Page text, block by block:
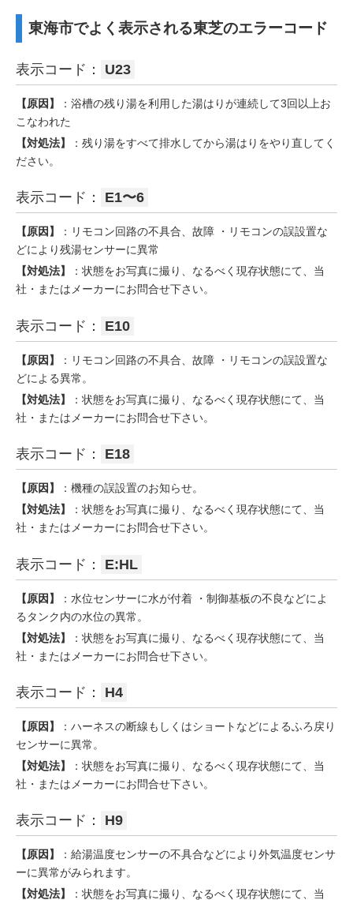
東海市でよく表示される東芝のエラーコード
表示コード： U23
【原因】
：浴槽の残り湯を利用した湯はりが連続して3回以上お
こなわれた
【対処法】
：残り湯をすべて排水してから湯はりをやり直してく
ださい。
表示コード： E1〜6
【原因】
：リモコン回路の不具合、故障 ・リモコンの誤設置な
どにより残湯センサーに異常
【対処法】
：状態をお写真に撮り、なるべく現存状態にて、当
社・またはメーカーにお問合せ下さい。
表示コード： E10
【原因】
：リモコン回路の不具合、故障 ・リモコンの誤設置な
どによる異常。
【対処法】
：状態をお写真に撮り、なるべく現存状態にて、当
社・またはメーカーにお問合せ下さい。
表示コード： E18
【原因】
：機種の誤設置のお知らせ。
【対処法】
：状態をお写真に撮り、なるべく現存状態にて、当
社・またはメーカーにお問合せ下さい。
表示コード： E:HL
【原因】
：水位センサーに水が付着 ・制御基板の不良などによ
るタンク内の水位の異常。
【対処法】
：状態をお写真に撮り、なるべく現存状態にて、当
社・またはメーカーにお問合せ下さい。
表示コード： H4
【原因】
：ハーネスの断線もしくはショートなどによるふろ戻り
センサーに異常。
【対処法】
：状態をお写真に撮り、なるべく現存状態にて、当
社・またはメーカーにお問合せ下さい。
表示コード： H9
【原因】
：給湯温度センサーの不具合などにより外気温度センサ
ーに異常がみられます。
【対処法】
：状態をお写真に撮り、なるべく現存状態にて、当